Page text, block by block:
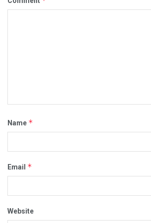
Name *
Email *
Website